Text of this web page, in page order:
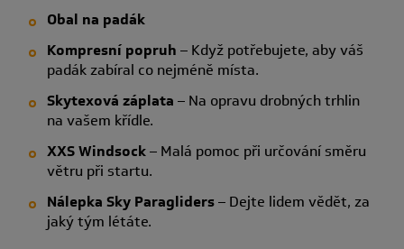
Obal na padák
Kompresní popruh – Když potřebujete, aby váš
padák zabíral co nejméně místa.
Skytexová záplata – Na opravu drobných trhlin
na vašem křídle.
XXS Windsock– Malá pomoc při určování směru
větru při startu.
Nálepka Sky Paragliders– Dejte lidem vědět, za
jaký tým létáte.